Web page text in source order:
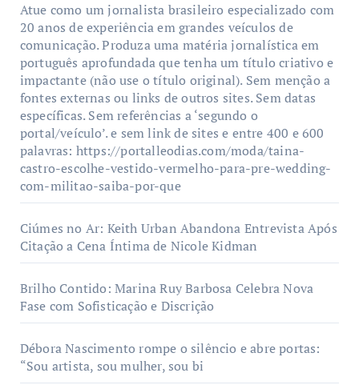
Atue como um jornalista brasileiro especializado com
20 anos de experiência em grandes veículos de
comunicação. Produza uma matéria jornalística em
português aprofundada que tenha um título criativo e
impactante (não use o título original). Sem menção a
fontes externas ou links de outros sites. Sem datas
específicas. Sem referências a ‘segundo o
portal/veículo’. e sem link de sites e entre 400 e 600
palavras: https://portalleodias.com/moda/taina-
castro-escolhe-vestido-vermelho-para-pre-wedding-
com-militao-saiba-por-que
Ciúmes no Ar: Keith Urban Abandona Entrevista Após
Citação a Cena Íntima de Nicole Kidman
Brilho Contido: Marina Ruy Barbosa Celebra Nova
Fase com Sofisticação e Discrição
Débora Nascimento rompe o silêncio e abre portas:
“Sou artista, sou mulher, sou bi